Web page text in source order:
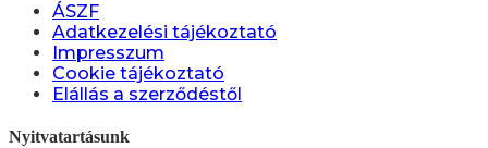
ÁSZF
Adatkezelési tájékoztató
Impresszum
Cookie tájékoztató
Elállás a szerződéstől
Nyitvatartásunk